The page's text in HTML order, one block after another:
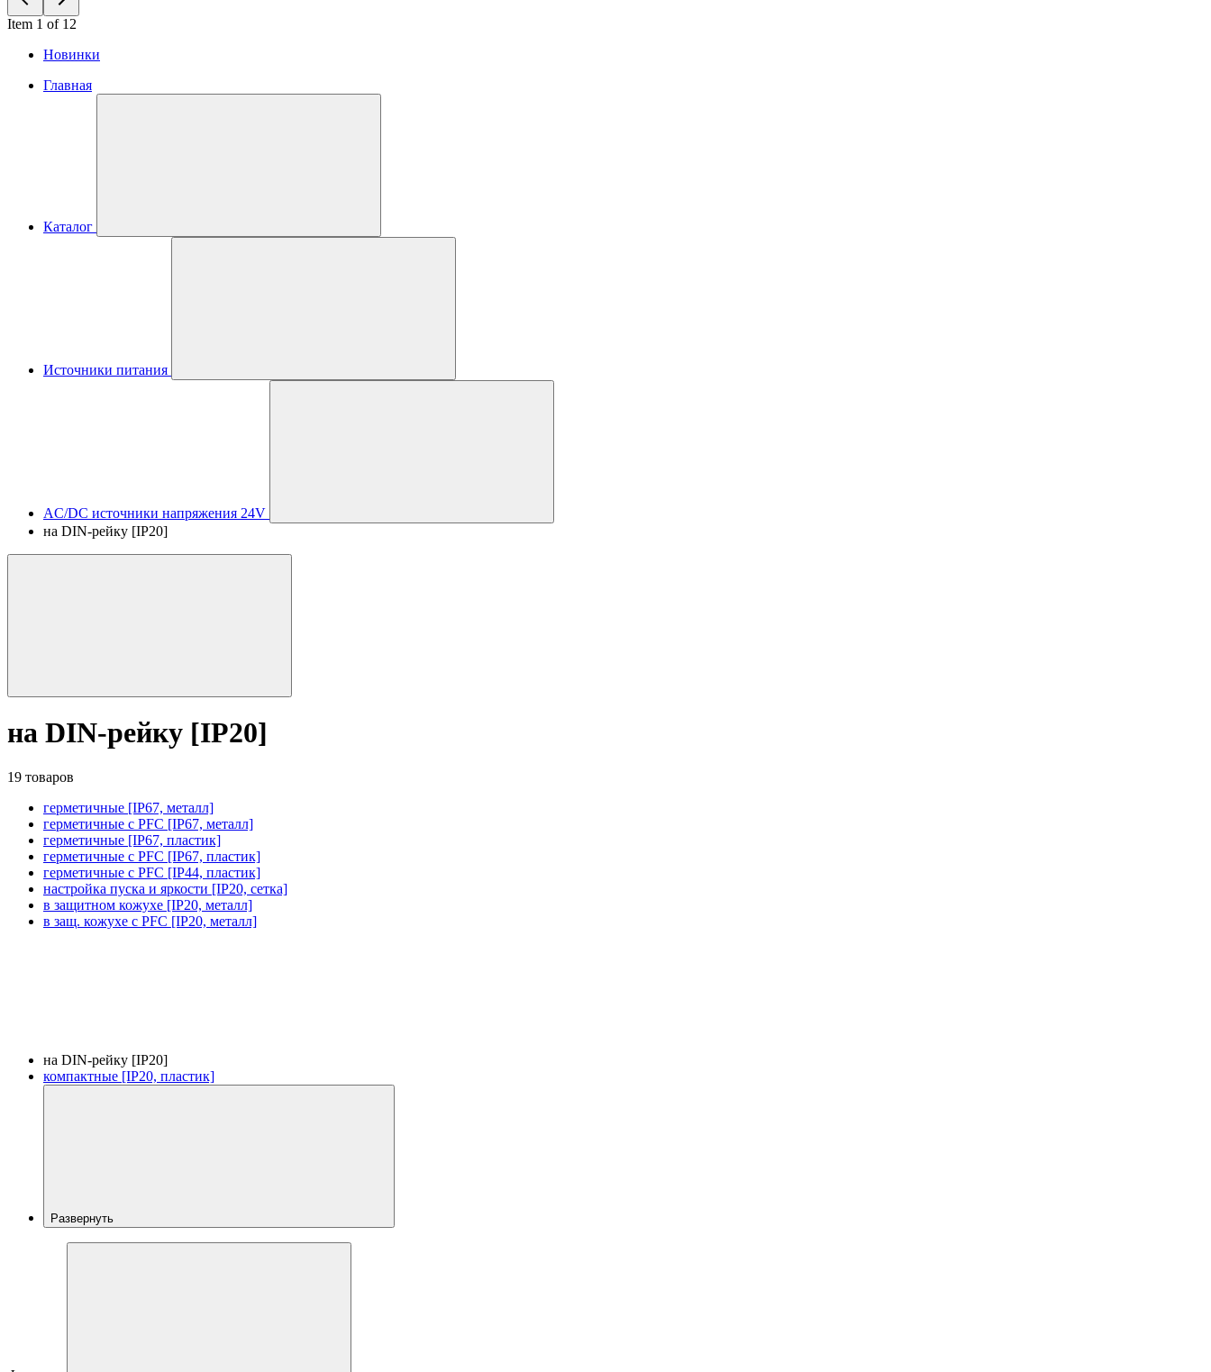
Item 1 of 12
Новинки
Главная
Каталог
Источники питания
AC/DC источники напряжения 24V
на DIN-рейку [IP20]
на DIN-рейку [IP20]
19 товаров
герметичные [IP67, металл]
герметичные с PFC [IP67, металл]
герметичные [IP67, пластик]
герметичные с PFC [IP67, пластик]
герметичные с PFC [IP44, пластик]
настройка пуска и яркости [IP20, сетка]
в защитном кожухе [IP20, металл]
в защ. кожухе с PFC [IP20, металл]
на DIN-рейку [IP20]
компактные [IP20, пластик]
Развернуть